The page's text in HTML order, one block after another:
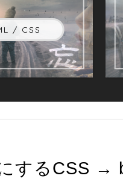
/ CSS
するCSS →